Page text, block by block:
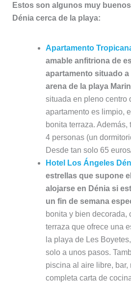
Estos son algunos muy
Dénia cerca de la playa:
Apartamento
amable anfitriona de
apartamento situado
arena de la playa
situada en pleno centro
apartamento es limpio,
bonita terraza.
4 personas (un
Desde tan solo 65
Hotel Los Ángeles
estrellas que supone
alojarse en Dénia si
un fin de semana
bonita y bien decorada,
terraza que ofrece una
la playa de Les
solo a unos pasos.
piscina al aire libre, bar,
completa carta de